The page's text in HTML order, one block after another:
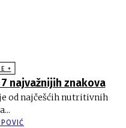
+
najvažnijih znakova
od najčešćih nutritivnih